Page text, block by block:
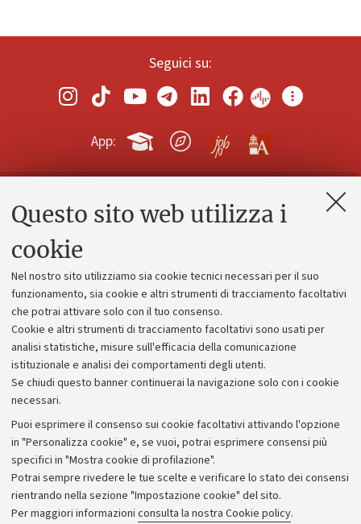
Questo sito web utilizza i
cookie
Nel nostro sito utilizziamo sia cookie tecnici necessari per il suo
funzionamento, sia cookie e altri strumenti di tracciamento facoltativi
che potrai attivare solo con il tuo consenso.
Cookie e altri strumenti di tracciamento facoltativi sono usati per
analisi statistiche, misure sull'efficacia della comunicazione
istituzionale e analisi dei comportamenti degli utenti.
Se chiudi questo banner continuerai la navigazione solo con i cookie
necessari.
Puoi esprimere il consenso sui cookie facoltativi attivando l'opzione
in "Personalizza cookie" e, se vuoi, potrai esprimere consensi più
specifici in "Mostra cookie di profilazione".
Potrai sempre rivedere le tue scelte e verificare lo stato dei consensi
rientrando nella sezione "Impostazione cookie" del sito.
Per maggiori informazioni consulta la nostra Cookie policy.
Seguici su:
App:
Contatti e PEC
Alumni community
Piano strategico
Bilanci
Donazioni e 5x1000
Bandi, gare e concorsi
Albo online
Amministrazione trasparente
Atti di notifica